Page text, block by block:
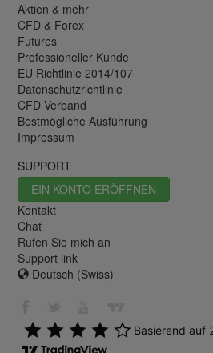
Aktien & mehr
CFD & Forex
Futures
Professioneller Kunde
EU Richtlinie 2014/107
Datenschutzrichtlinie
CFD Verband
Bestmögliche Ausführung
Impressum
SUPPORT
EIN KONTO ERÖFFNEN
Kontakt
Chat
Rufen Sie mich an
Support link
Deutsch (Swiss)